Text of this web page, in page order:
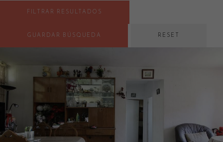
FILTRAR RESULTADOS
GUARDAR BÚSQUEDA RESET